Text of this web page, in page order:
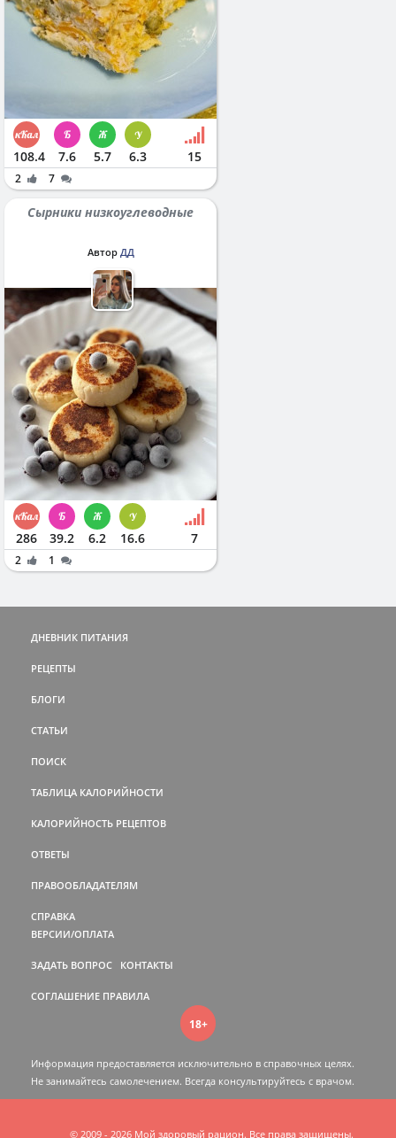
108.4 7.6 5.7 6.3 15
2 7
Сырники низкоуглеводные
Автор ДД
286 39.2 6.2 16.6 7
2 1
ДНЕВНИК ПИТАНИЯ
РЕЦЕПТЫ
БЛОГИ
СТАТЬИ
ПОИСК
ТАБЛИЦА КАЛОРИЙНОСТИ
КАЛОРИЙНОСТЬ РЕЦЕПТОВ
ОТВЕТЫ
ПРАВООБЛАДАТЕЛЯМ
СПРАВКА
ВЕРСИИ/ОПЛАТА
ЗАДАТЬ ВОПРОС КОНТАКТЫ
СОГЛАШЕНИЕ ПРАВИЛА
18+
Информация предоставляется исключительно в справочных целях.
Не занимайтесь самолечением. Всегда консультируйтесь c врачом.
© 2009 - 2026 Мой здоровый рацион. Все права защищены.